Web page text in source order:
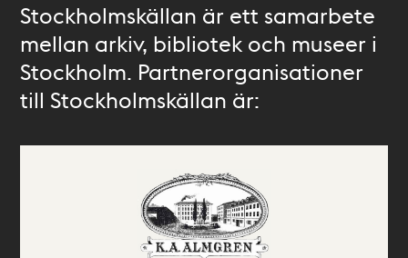
Stockholmskällan är ett samarbete
mellan arkiv, bibliotek och museer i
Stockholm. Partnerorganisationer
till Stockholmskällan är: